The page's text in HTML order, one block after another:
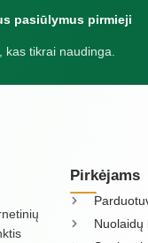
pasiūlymus pirmieji
tikrai naudinga.
Pirkėjams
Nuolaidų